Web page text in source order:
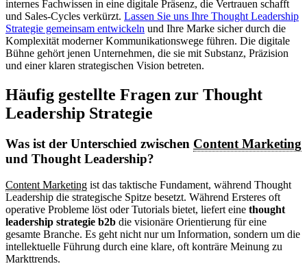
internes Fachwissen in eine digitale Präsenz, die Vertrauen schafft
und Sales-Cycles verkürzt. Lassen Sie uns Ihre Thought Leadership
Strategie gemeinsam entwickeln und Ihre Marke sicher durch die
Komplexität moderner Kommunikationswege führen. Die digitale
Bühne gehört jenen Unternehmen, die sie mit Substanz, Präzision
und einer klaren strategischen Vision betreten.
Häufig gestellte Fragen zur Thought
Leadership Strategie
Was ist der Unterschied zwischen Content Marketing
und Thought Leadership?
Content Marketing ist das taktische Fundament, während Thought
Leadership die strategische Spitze besetzt. Während Ersteres oft
operative Probleme löst oder Tutorials bietet, liefert eine thought
leadership strategie b2b die visionäre Orientierung für eine
gesamte Branche. Es geht nicht nur um Information, sondern um die
intellektuelle Führung durch eine klare, oft konträre Meinung zu
Markttrends.